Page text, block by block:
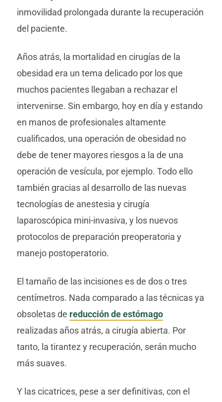
inmovilidad prolongada durante la recuperación
del paciente.
Años atrás, la mortalidad en cirugías de la
obesidad era un tema delicado por los que
muchos pacientes llegaban a rechazar el
intervenirse. Sin embargo, hoy en día y estando
en manos de profesionales altamente
cualificados, una operación de obesidad no
debe de tener mayores riesgos a la de una
operación de vesícula, por ejemplo. Todo ello
también gracias al desarrollo de las nuevas
tecnologías de anestesia y cirugía
laparoscópica mini-invasiva, y los nuevos
protocolos de preparación preoperatoria y
manejo postoperatorio.
El tamaño de las incisiones es de dos o tres
centímetros. Nada comparado a las técnicas ya
obsoletas de reducción de estómago
realizadas años atrás, a cirugía abierta. Por
tanto, la tirantez y recuperación, serán mucho
más suaves.
Y las cicatrices, pese a ser definitivas, con el